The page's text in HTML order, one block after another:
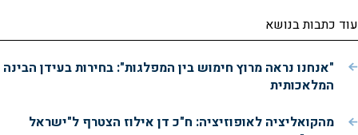
עוד כתבות בנושא
"אנחנו נראה מרוץ חימוש בין המפלגות": בחירות בעידן הבינה
המלאכותית
מהקואליציה לאופוזיציה: ח"כ דן אילוז הצטרף ל"ישראל